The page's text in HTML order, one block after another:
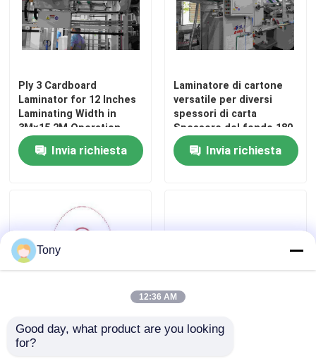
Macchina girapila
Macchina laminatrice a film termico
Macchina per laminazione litografica
laminazione della flauto che incolla macchina
Macchina laminatrice a film a coltello caldo
Macchina plastificatrice per film a catena
Laminatore del cartone
Ply 3 Cardboard
Laminator for 12 Inches
Laminating Width in
3M×15.2M Operation
Space
Invia richiesta
Laminatore di cartone
versatile per diversi
spessori di carta
Spessore del fondo 180-
2000 g/m2
Invia richiesta
Adesivo PUR 100-
500GSM Macchina per la
Macchina di laminazione
Tony
12:36 AM
Good day, what product are you looking
for?